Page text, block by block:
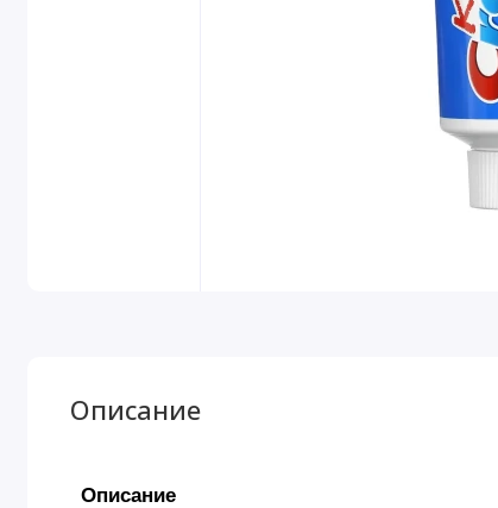
Описание
Описание